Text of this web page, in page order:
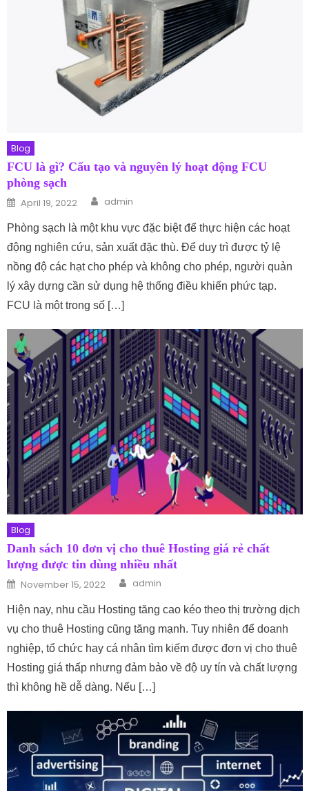
Blog
FCU là gì? Cấu tạo và nguyên lý hoạt động FCU
phòng sạch
Posted on
April 19, 2022 Author
admin
Phòng sạch là một khu vực đặc biệt để thực hiện các hoạt
động nghiên cứu, sản xuất đặc thù. Để duy trì được tỷ lệ
nồng độ các hạt cho phép và không cho phép, người quản
lý xây dựng cần sử dụng hệ thống điều khiển phức tạp.
FCU là một trong số […]
Blog
Danh sách 10 đơn vị cho thuê Hosting giá rẻ chất
lượng được tin dùng nhiều nhất
Posted on
November 15, 2022 Author
admin
Hiện nay, nhu cầu Hosting tăng cao kéo theo thị trường dịch
vụ cho thuê Hosting cũng tăng mạnh. Tuy nhiên để doanh
nghiệp, tổ chức hay cá nhân tìm kiếm được đơn vị cho thuê
Hosting giá thấp nhưng đảm bảo về độ uy tín và chất lượng
thì không hề dễ dàng. Nếu […]